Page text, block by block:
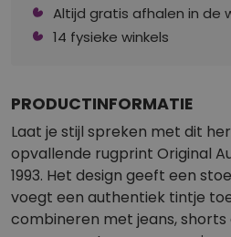
Altijd gratis afhalen in de
14 fysieke winkels
PRODUCTINFORMATIE
Laat je stijl spreken met dit
opvallende rugprint Original
1993. Het design geeft een
voegt een authentiek tintje
combineren met jeans,